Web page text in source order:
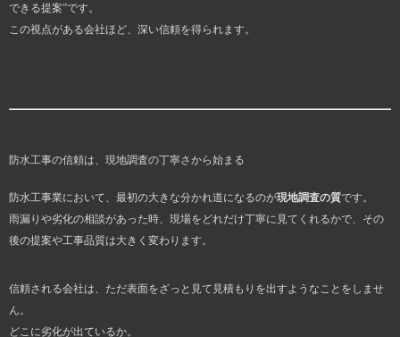
できる提案”です。
この視点がある会社ほど、深い信頼を得られます。
防水工事の信頼は、現地調査の丁寧さから始まる
防水工事業において、最初の大きな分かれ道になるのが現地調査の質です。
雨漏りや劣化の相談があった時、現場をどれだけ丁寧に見てくれるかで、その
後の提案や工事品質は大きく変わります。
信頼される会社は、ただ表面をざっと見て見積もりを出すようなことをしませ
ん。
どこに劣化が出ているか。